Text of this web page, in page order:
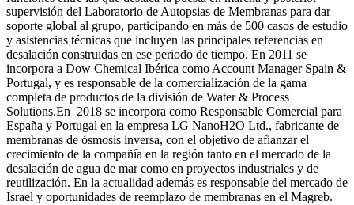
supervisión del Laboratorio de Autopsias de Membranas para dar
soporte global al grupo, participando en más de 500 casos de estudio
y asistencias técnicas que incluyen las principales referencias en
desalación construidas en ese periodo de tiempo. En 2011 se
incorpora a Dow Chemical Ibérica como Account Manager Spain &
Portugal, y es responsable de la comercialización de la gama
completa de productos de la división de Water & Process
Solutions.En 2018 se incorpora como Responsable Comercial para
España y Portugal en la empresa LG NanoH2O Ltd., fabricante de
membranas de ósmosis inversa, con el objetivo de afianzar el
crecimiento de la compañía en la región tanto en el mercado de la
desalación de agua de mar como en proyectos industriales y de
reutilización. En la actualidad además es responsable del mercado de
Israel y oportunidades de reemplazo de membranas en el Magreb.